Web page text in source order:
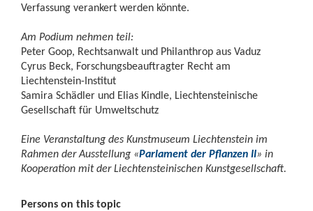
Verfassung verankert werden könnte.
Am Podium nehmen teil:
Peter Goop, Rechtsanwalt und Philanthrop aus Vaduz
Cyrus Beck, Forschungsbeauftragter Recht am
Liechtenstein-Institut
Samira Schädler und Elias Kindle, Liechtensteinische
Gesellschaft für Umweltschutz
Eine Veranstaltung des Kunstmuseum Liechtenstein im
Rahmen der Ausstellung «Parlament der Pflanzen II» in
Kooperation mit der Liechtensteinischen Kunstgesellschaft.
Persons on this topic